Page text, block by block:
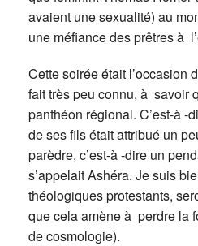
avaient une sexualité) au
une méfiance des prêtres à
Cette soirée était l’occasion
fait très peu connu, à savoir
panthéon régional. C’est-à -
de ses fils était attribué un
parèdre, c’est-à -dire un
s’appelait Ashéra. Je suis
théologiques protestants,
que cela amène à perdre la
de cosmologie).